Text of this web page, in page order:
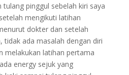
pinggul sebelah kiri saya
mengikuti latihan
dokter dan setelah
tidak ada masalah dengan diri
melakukan latihan pertama
energy sejuk yang